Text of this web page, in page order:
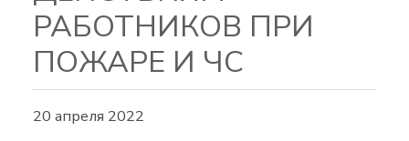
РАБОТНИКОВ ПРИ
ПОЖАРЕ И ЧС
20 апреля 2022